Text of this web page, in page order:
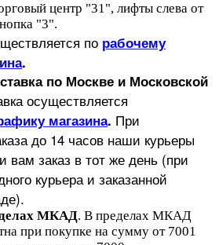
центр "31", лифты слева от
"3".
по рабочему
.
по Москве и Московской
осуществляется
магазина. При
до 14 часов наши курьеры
вам заказ в тот же день (при
курьера и заказанной
МКАД. В пределах МКАД
при покупке на сумму от 7001